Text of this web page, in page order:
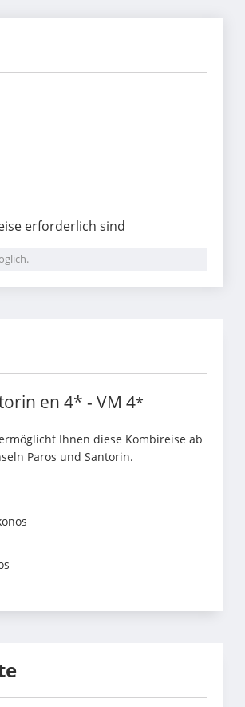
erforderlich sind
en 4* - VM 4*
Ihnen diese Kombireise ab
Paros und Santorin.